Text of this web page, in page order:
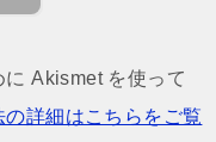
Akismet を使って
詳細はこちらをご覧